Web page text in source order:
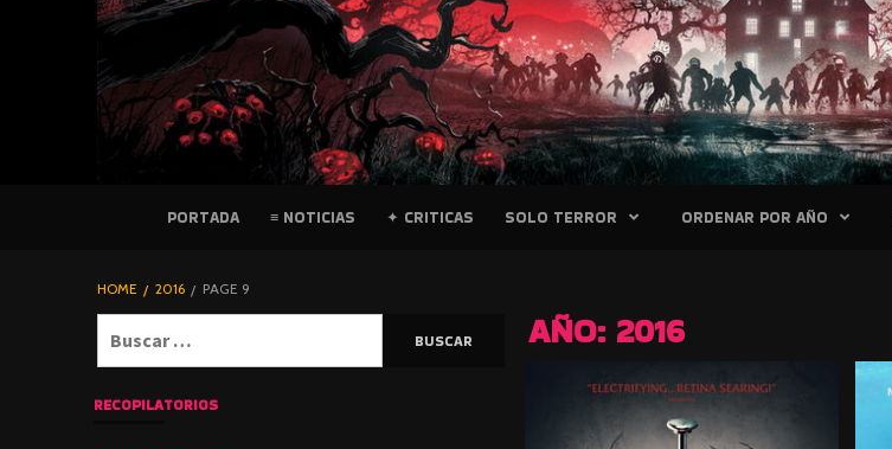
PELICULAS
BLOGHORROR
⋆
PORTADA ≡ NOTICIAS ✦ CRITICAS SOLO TERROR ORDENAR POR AÑO
HOME 2016 PAGE 9
AÑO: 2016
RECOPILATORIOS